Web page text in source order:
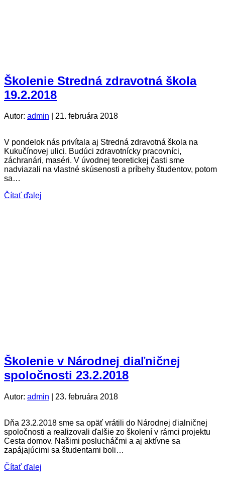
Školenie Stredná zdravotná škola
19.2.2018
Autor: admin 21. februára 2018
V pondelok nás privítala aj Stredná zdravotná škola na
Kukučínovej ulici. Budúci zdravotnícky pracovníci,
záchranári, maséri. V úvodnej teoretickej časti sme
nadviazali na vlastné skúsenosti a príbehy študentov, potom
sa…
Čítať ďalej
Školenie v Národnej diaľničnej
spoločnosti 23.2.2018
Autor: admin 23. februára 2018
Dňa 23.2.2018 sme sa opäť vrátili do Národnej ďialničnej
spoločnosti a realizovali ďalšie zo školení v rámci projektu
Cesta domov. Našimi poslucháčmi a aj aktívne sa
zapájajúcimi sa študentami boli…
Čítať ďalej